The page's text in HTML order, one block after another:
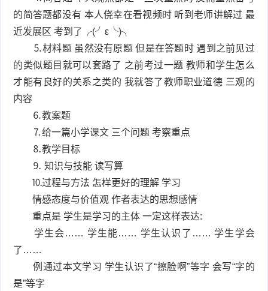
的简答题都没有 本人侥幸在看视频时 听到老师讲解过 最
近发展区 考到了╭(╯ε╰)╮
⒌材料题 虽然没有原题 但是在答题时 遇到之前见过
的类似题目就可以套路了 之前考过一题 教师和学生怎么
才能有良好的关系之类的 我就答了教师职业道德 三观的
内容
⒍教案题
⒎给一篇小学课文 三个问题 考察重点
⒏教学目标
⒐ 知识与技能 读写算
⒑过程与方法 怎样更好的理解 学习
情感态度与价值观 作者表达的思想感情
重点是 学生是学习的主体 一定这样表达:
学生会…… 学生能…… 学生认识了…… 学生学会
了……
例通过本文学习 学生认识了“擦脸啊”等字 会写“字的
是”等字